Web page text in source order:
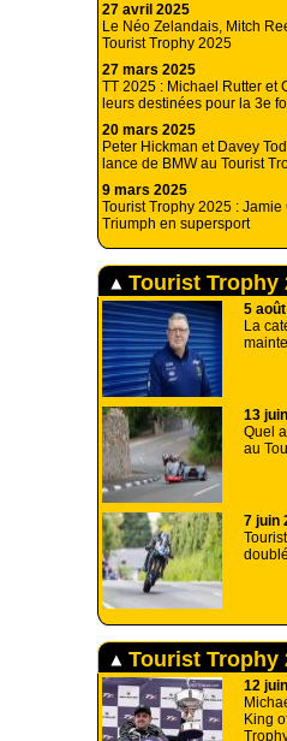
27 avril 2025
Le Néo Zelandais, Mitch
Tourist Trophy 2025
27 mars 2025
TT 2025 : Michael Rutter et
leurs destinées pour la 3e
20 mars 2025
Peter Hickman et Davey
lance de BMW au Tourist
9 mars 2025
Tourist Trophy 2025 : Jamie
Triumph en supersport
Tourist Trophy
5
La
13
Quel
au
7 juin
Tourist Trophy
12
King